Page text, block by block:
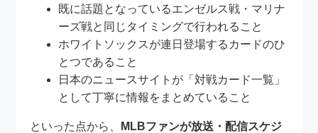
既に話題となっているエンゼルス戦・マリナ
ーズ戦と同じタイミングで行われること
ホワイトソックスが連日登場するカードのひ
とつであること
日本のニュースサイトが「対戦カード一覧」
として丁寧に情報をまとめていること
といった点から、
MLBファンが放送・配信スケジ